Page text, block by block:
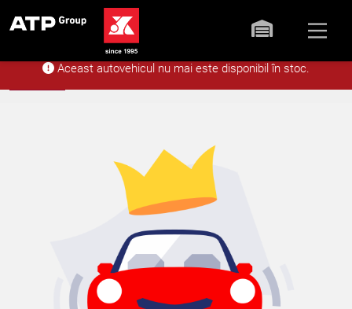
Aceast autovehicul nu mai este disponibil în stoc.
Acasă Stoc Mazda CX-60 AWD